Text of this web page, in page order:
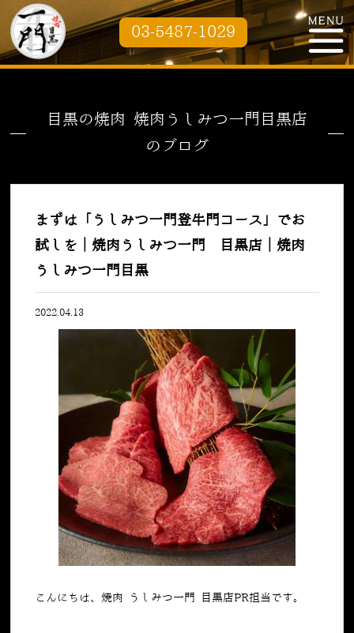
03-5487-1029
目黒の焼肉 焼肉うしみつ一門目黒店
のブログ
まずは「うしみつ一門登牛門コース」でお
試しを｜焼肉うしみつ一門 目黒店｜焼肉
うしみつ一門目黒
2022.04.13
こんにちは、焼肉 うしみつ一門 目黒店PR担当です。